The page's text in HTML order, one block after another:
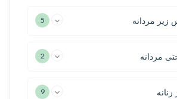
مردانه 5
مردانه 2
9